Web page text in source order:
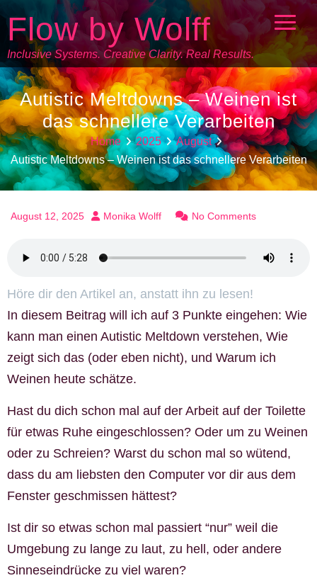
Flow by Wolff
Inclusive Systems. Creative Clarity. Real Results.
Autistic Meltdowns – Weinen ist
das schnellere Verarbeiten
Home 2025
August
Autistic Meltdowns – Weinen ist das schnellere Verarbeiten
August 12, 2025 Monika Wolff No Comments
Höre dir den Artikel an, anstatt ihn zu lesen!
In diesem Beitrag will ich auf 3 Punkte eingehen: Wie
kann man einen Autistic Meltdown verstehen, Wie
zeigt sich das (oder eben nicht), und Warum ich
Weinen heute schätze.
Hast du dich schon mal auf der Arbeit auf der Toilette
für etwas Ruhe eingeschlossen? Oder um zu Weinen
oder zu Schreien? Warst du schon mal so wütend,
dass du am liebsten den Computer vor dir aus dem
Fenster geschmissen hättest?
Ist dir so etwas schon mal passiert “nur” weil die
Umgebung zu lange zu laut, zu hell, oder andere
Sinneseindrücke zu viel waren?